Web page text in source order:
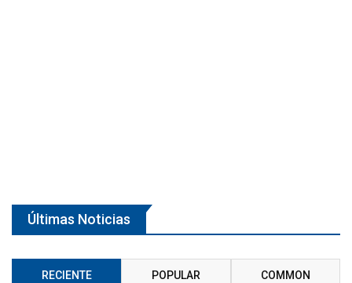
Últimas Noticias
RECIENTE POPULAR COMMON